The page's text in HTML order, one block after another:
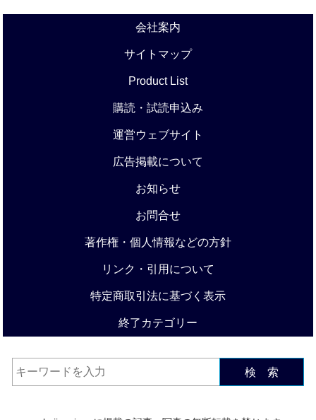
会社案内
サイトマップ
Product List
購読・試読申込み
運営ウェブサイト
広告掲載について
お知らせ
お問合せ
著作権・個人情報などの方針
リンク・引用について
特定商取引法に基づく表示
終了カテゴリー
検 索